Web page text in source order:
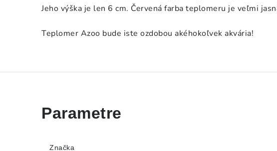
Jeho výška je len 6 cm. Červená farba teplomeru je veľmi
Teplomer Azoo bude iste ozdobou akéhokoľvek akvária!
Značka